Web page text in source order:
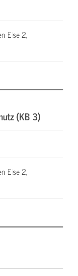
Else 2,
(KB 3)
Else 2,